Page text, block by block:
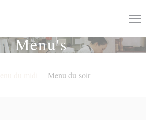
Menu's
Menu du soir